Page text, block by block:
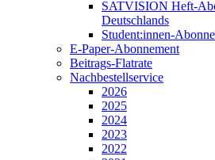
SATVISION Heft-
Deutschlands
Student:innen-
E-Paper-Abonnement
Beitrags-Flatrate
Nachbestellservice
2026
2025
2024
2023
2022